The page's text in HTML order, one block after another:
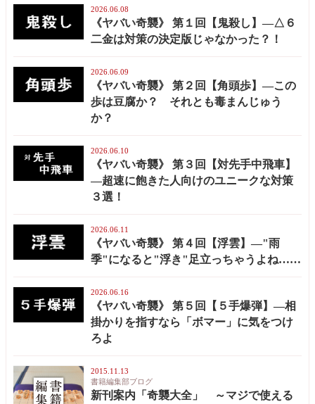
2026.06.08
《ヤバい奇襲》 第１回【鬼殺し】—△６
二金は対策の決定版じゃなかった？！
2026.06.09
《ヤバい奇襲》 第２回【角頭歩】—この
歩は豆腐か？ それとも毒まんじゅう
か？
2026.06.10
《ヤバい奇襲》 第３回【対先手中飛車】
—超速に飽きた人向けのユニークな対策
３選！
2026.06.11
《ヤバい奇襲》 第４回【浮雲】—"雨
季"になると"浮き"足立っちゃうよね……
2026.06.16
《ヤバい奇襲》 第５回【５手爆弾】—相
掛かりを指すなら「ボマー」に気をつけ
ろよ
2015.11.13
書籍編集部ブログ
新刊案内「奇襲大全」 ～マジで使える